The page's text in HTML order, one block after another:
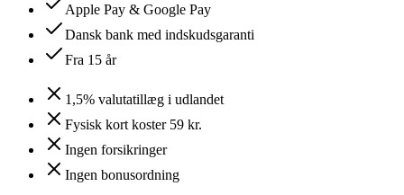
Apple Pay & Google Pay
Dansk bank med indskudsgaranti
Fra 15 år
1,5% valutatillæg i udlandet
Fysisk kort koster 59 kr.
Ingen forsikringer
Ingen bonusordning